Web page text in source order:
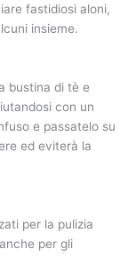
fastidiosi aloni,
insieme.
bustina di tè e
con un
e passatelo su
ed eviterà la
per la pulizia
per gli